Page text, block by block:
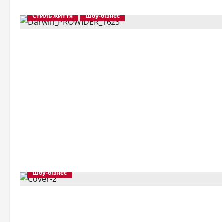
Стиль життя Шоу-бізнес
Шоу-бізнес